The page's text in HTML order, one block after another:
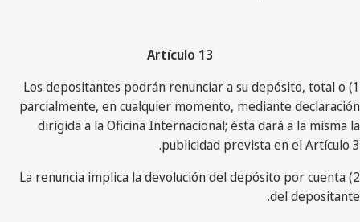
Artículo 13
1) Los depositantes podrán renunciar a su depósito, total o
parcialmente, en cualquier momento, mediante declaración
dirigida a la Oficina Internacional; ésta dará a la misma la
publicidad prevista en el Artículo 3.
2) La renuncia implica la devolución del depósito por cuenta
del depositante.